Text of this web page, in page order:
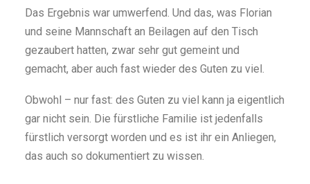
Das Ergebnis war umwerfend. Und das, was Florian
und seine Mannschaft an Beilagen auf den Tisch
gezaubert hatten, zwar sehr gut gemeint und
gemacht, aber auch fast wieder des Guten zu viel.
Obwohl – nur fast: des Guten zu viel kann ja eigentlich
gar nicht sein. Die fürstliche Familie ist jedenfalls
fürstlich versorgt worden und es ist ihr ein Anliegen,
das auch so dokumentiert zu wissen.